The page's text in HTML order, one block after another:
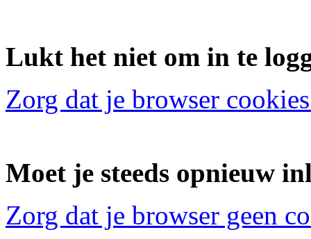
Lukt het niet om in te
Zorg dat je browser
Moet je steeds opnieuw
Zorg dat je browser geen